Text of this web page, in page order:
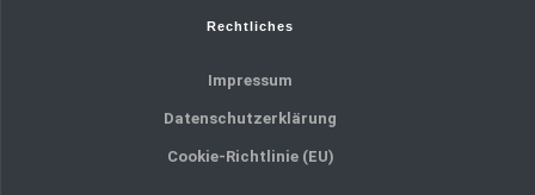
Rechtliches
Impressum
Datenschutzerklärung
Cookie-Richtlinie (EU)